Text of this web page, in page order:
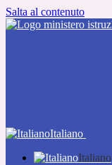
Salta al contenuto
Italiano
Italiano